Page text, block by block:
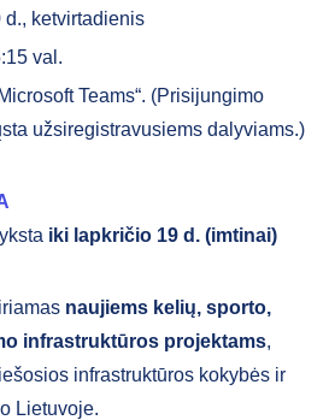
d., ketvirtadienis
val.
Teams“. (Prisijungimo
užsiregistravusiems dalyviams.)
iki lapkričio 19 d. (imtinai)
naujiems kelių, sporto,
infrastruktūros projektams,
infrastruktūros kokybės ir
Lietuvoje.